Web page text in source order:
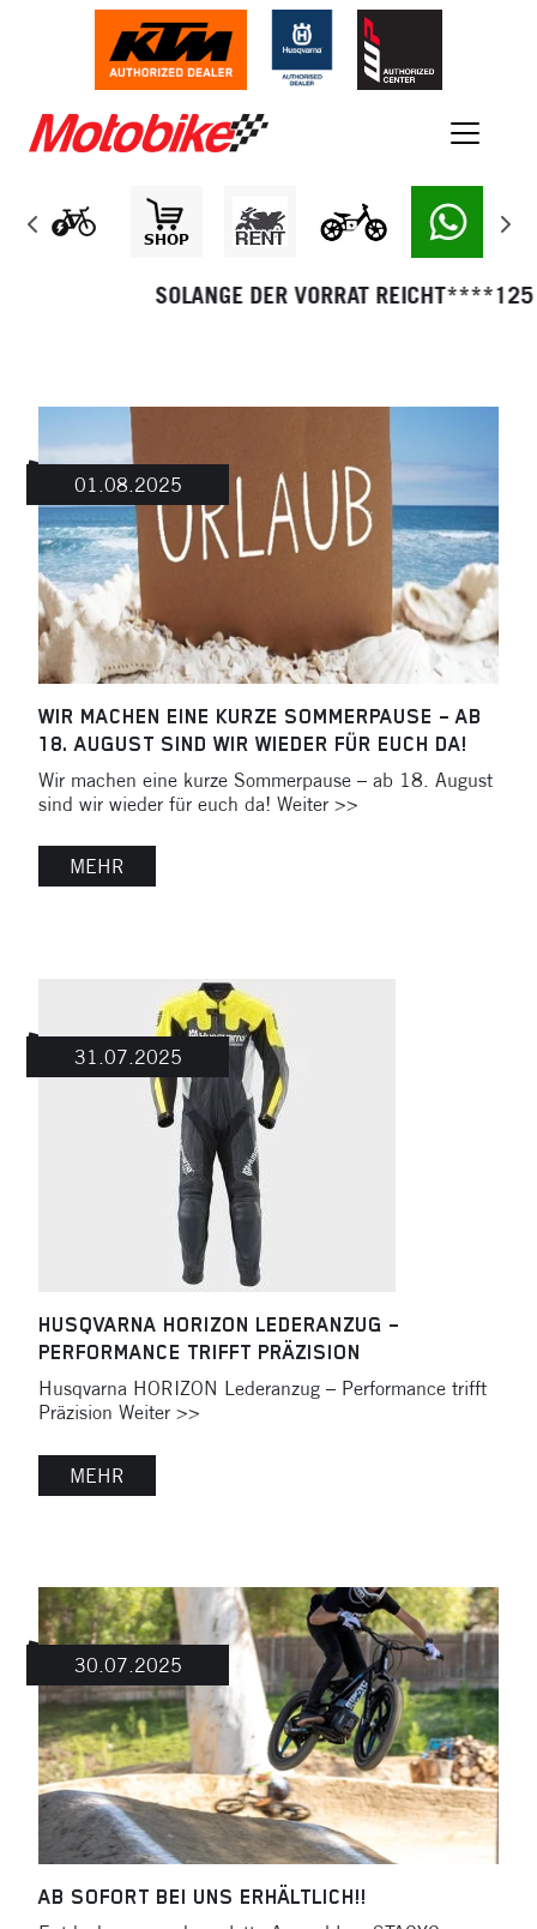
SOLANGE DER VORRAT REICHT****125
01.08.2025
WIR MACHEN EINE KURZE SOMMERPAUSE – AB
18. AUGUST SIND WIR WIEDER FÜR EUCH DA!
Wir machen eine kurze Sommerpause – ab 18. August
sind wir wieder für euch da! Weiter >>
MEHR
31.07.2025
HUSQVARNA HORIZON LEDERANZUG –
PERFORMANCE TRIFFT PRÄZISION
Husqvarna HORIZON Lederanzug – Performance trifft
Präzision Weiter >>
MEHR
30.07.2025
AB SOFORT BEI UNS ERHÄLTLICH!!